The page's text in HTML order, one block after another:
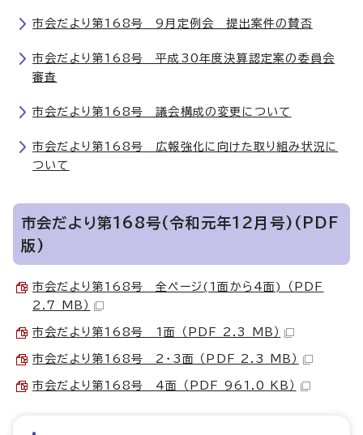
市会だより第168号 9月定例会 提出案件の賛否
市会だより第168号 平成30年度決算認定案の委員会
審査
市会だより第168号 議会構成の変更について
市会だより第168号 広報強化に向けた取り組み状況に
ついて
市会だより第168号(令和元年12月号)(PDF
版)
市会だより第168号 全ページ(1面から4面) （PDF
2.7 MB）
市会だより第168号 1面 （PDF 2.3 MB）
市会だより第168号 2・3面 （PDF 2.3 MB）
市会だより第168号 4面 （PDF 961.0 KB）